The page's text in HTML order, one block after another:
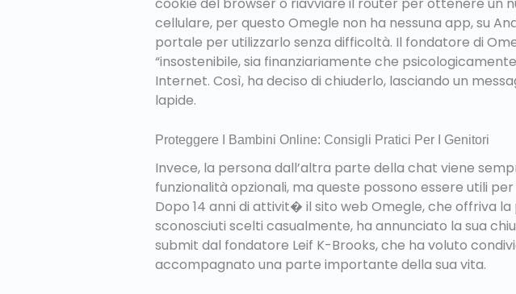
cellulare, per questo Omegle non ha nessuna app, su
portale per utilizzarlo senza difficoltà. Il fondatore di
“insostenibile, sia finanziariamente che
Internet. Così, ha deciso di chiuderlo, lasciando un
lapide.
Proteggere I Bambini Online: Consigli Pratici Per I Genitori
Invece, la persona dall’altra parte della chat viene
funzionalità opzionali, ma queste possono essere utili
Dopo 14 anni di attivit� il sito web Omegle, che offriva
sconosciuti scelti casualmente, ha annunciato la sua
submit dal fondatore Leif K-Brooks, che ha voluto
accompagnato una parte importante della sua vita.